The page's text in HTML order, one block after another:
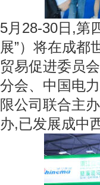
5月28-30日,第
展”）将在成都
贸易促进委员
分会、中国电
限公司联合主
办,已发展成中